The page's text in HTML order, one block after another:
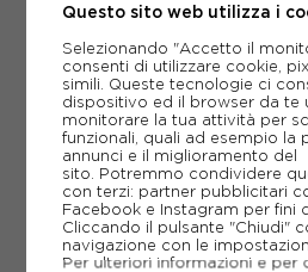
XS S M L
-28%
Questo sito web utilizza i
Selezionando "Accetto il
consenti di utilizzare cookie,
simili. Queste tecnologie ci
dispositivo ed il browser da te
monitorare la tua attività per
funzionali, quali ad esempio la
annunci e il miglioramento del
sito. Potremmo condividere
con terzi: partner pubblicitari
Facebook e Instagram per fini
Cliccando il pulsante "Chiudi"
navigazione con le
Per ulteriori informazioni e per